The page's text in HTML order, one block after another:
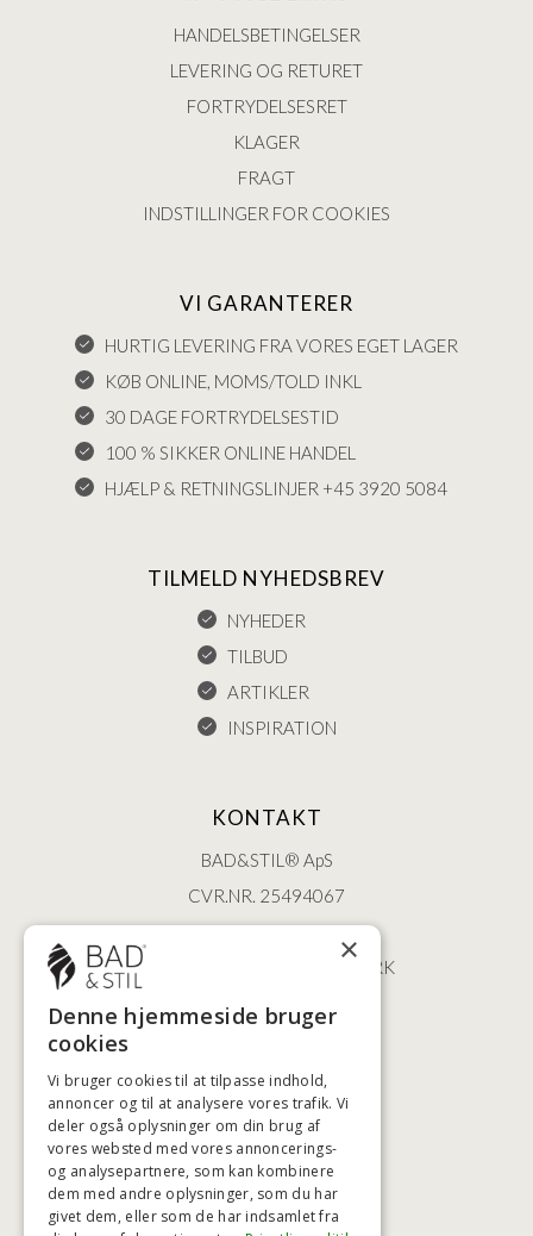
HANDELSBETINGELSER
LEVERING OG RETURET
FORTRYDELSESRET
KLAGER
FRAGT
INDSTILLINGER FOR COOKIES
VI GARANTERER
HURTIG LEVERING FRA VORES EGET LAGER
KØB ONLINE, MOMS/TOLD INKL
30 DAGE FORTRYDELSESTID
100 % SIKKER ONLINE HANDEL
HJÆLP & RETNINGSLINJER +45 3920 5084
TILMELD NYHEDSBREV
NYHEDER
TILBUD
ARTIKLER
INSPIRATION
KONTAKT
BAD&STIL® ApS
CVR.NR. 25494067
ØSTERBROGADE 202
2100 KØBENHAVN • DANMARK
+45 3920 5084
HØJESTE KREDITVÆRDIGHED
BETALINGSMULIGHEDER
×
Denne hjemmeside bruger
cookies
Vi bruger cookies til at tilpasse indhold,
annoncer og til at analysere vores trafik. Vi
deler også oplysninger om din brug af
vores websted med vores annoncerings-
og analysepartnere, som kan kombinere
dem med andre oplysninger, som du har
givet dem, eller som de har indsamlet fra